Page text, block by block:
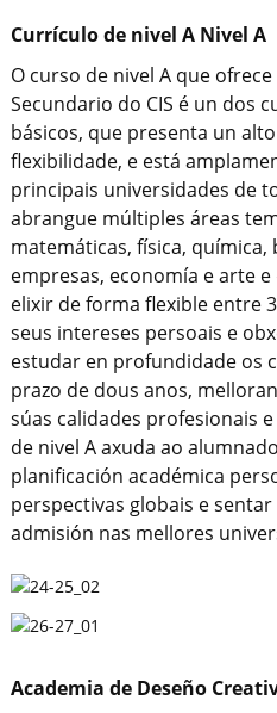
Currículo de nivel A Nivel A
O curso de nivel A que
Secundario do CIS é un dos
básicos, que presenta un
flexibilidade, e está
principais universidades de
abrangue múltiples áreas
matemáticas, física,
empresas, economía e arte
elixir de forma flexible entre
seus intereses persoais e
estudar en profundidade os
prazo de dous anos,
súas calidades profesionais
de nivel A axuda ao
planificación académica
perspectivas globais e
admisión nas mellores
Academia de Deseño